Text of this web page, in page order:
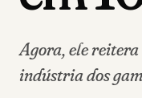
Agora, ele
indústria dos